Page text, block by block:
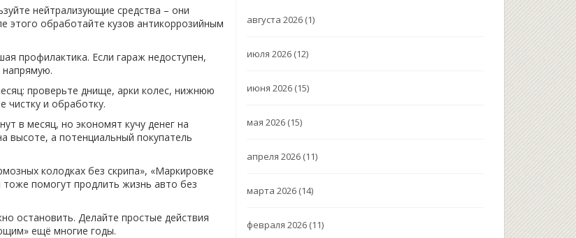
нейтрализующие средства – они
этого обработайте кузов антикоррозийным
профилактика. Если гараж недоступен,
проверьте днище, арки колес, нижнюю
чистку и обработку.
в месяц, но экономят кучу денег на
высоте, а потенциальный покупатель
колодках без скрипа», «Маркировке
помогут продлить жизнь авто без
остановить. Делайте простые действия
ещё многие годы.
августа 2026 (1)
июля 2026 (12)
июня 2026 (15)
мая 2026 (15)
апреля 2026 (11)
марта 2026 (14)
февраля 2026 (11)